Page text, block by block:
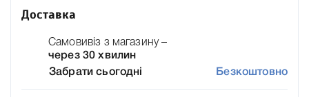
Доставка
Самовивіз з магазину –
через 30 хвилин
Забрати сьогодні
Безкоштовно